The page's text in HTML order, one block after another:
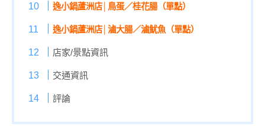
逸小鍋蘆洲店│鳥蛋／桂花腸（單點）
逸小鍋蘆洲店│滷大腸／滷魷魚 （單點）
店家/景點資訊
交通資訊
評論